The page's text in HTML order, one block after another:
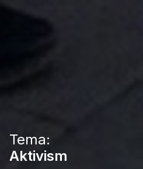
Tema:
Aktivism